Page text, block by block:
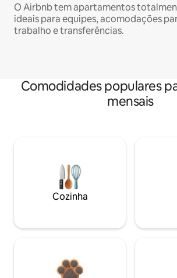
O Airbnb tem apartamentos
ideais para equipes, acomodações
trabalho e transferências.
Comodidades populares
mensais
Cozinha